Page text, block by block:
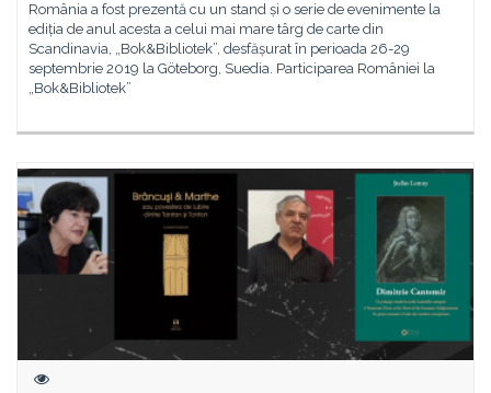
România a fost prezentă cu un stand și o serie de evenimente la
ediția de anul acesta a celui mai mare târg de carte din
Scandinavia, „Bok&Bibliotek”, desfășurat în perioada 26-29
septembrie 2019 la Göteborg, Suedia. Participarea României la
„Bok&Bibliotek”